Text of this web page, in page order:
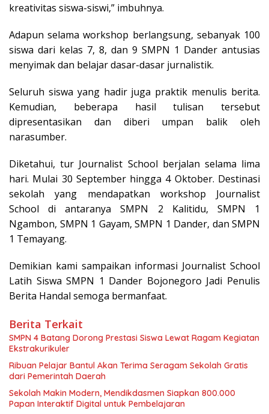
kreativitas siswa-siswi,” imbuhnya.
Adapun selama workshop berlangsung, sebanyak 100
siswa dari kelas 7, 8, dan 9 SMPN 1 Dander antusias
menyimak dan belajar dasar-dasar jurnalistik.
Seluruh siswa yang hadir juga praktik menulis berita.
Kemudian, beberapa hasil tulisan tersebut
dipresentasikan dan diberi umpan balik oleh
narasumber.
Diketahui, tur Journalist School berjalan selama lima
hari. Mulai 30 September hingga 4 Oktober. Destinasi
sekolah yang mendapatkan workshop Journalist
School di antaranya SMPN 2 Kalitidu, SMPN 1
Ngambon, SMPN 1 Gayam, SMPN 1 Dander, dan SMPN
1 Temayang.
Demikian kami sampaikan informasi Journalist School
Latih Siswa SMPN 1 Dander Bojonegoro Jadi Penulis
Berita Handal semoga bermanfaat.
Berita Terkait
SMPN 4 Batang Dorong Prestasi Siswa Lewat Ragam Kegiatan
Ekstrakurikuler
Ribuan Pelajar Bantul Akan Terima Seragam Sekolah Gratis
dari Pemerintah Daerah
Sekolah Makin Modern, Mendikdasmen Siapkan 800.000
Papan Interaktif Digital untuk Pembelajaran